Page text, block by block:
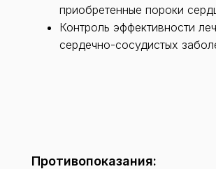
приобретенные пороки
Контроль эффективности
сердечно-сосудистых
Противопоказания: